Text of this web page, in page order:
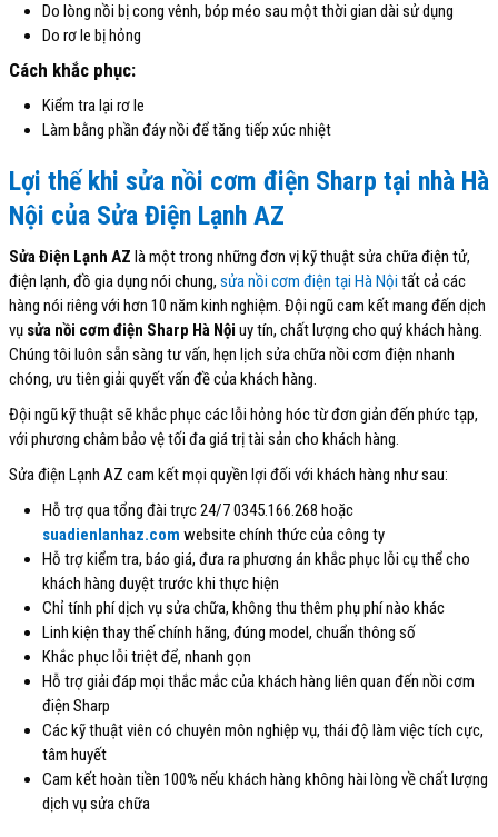
Do lòng nồi bị cong vênh, bóp méo sau một thời gian dài sử dụng
Do rơ le bị hỏng
Cách khắc phục:
Kiểm tra lại rơ le
Làm bằng phần đáy nồi để tăng tiếp xúc nhiệt
Lợi thế khi sửa nồi cơm điện Sharp tại nhà Hà
Nội của Sửa Điện Lạnh AZ
Sửa Điện Lạnh AZ là một trong những đơn vị kỹ thuật sửa chữa điện tử,
điện lạnh, đồ gia dụng nói chung, sửa nồi cơm điện tại Hà Nội tất cả các
hàng nói riêng với hơn 10 năm kinh nghiệm. Đội ngũ cam kết mang đến dịch
vụ sửa nồi cơm điện Sharp Hà Nội uy tín, chất lượng cho quý khách hàng.
Chúng tôi luôn sẵn sàng tư vấn, hẹn lịch sửa chữa nồi cơm điện nhanh
chóng, ưu tiên giải quyết vấn đề của khách hàng.
Đội ngũ kỹ thuật sẽ khắc phục các lỗi hỏng hóc từ đơn giản đến phức tạp,
với phương châm bảo vệ tối đa giá trị tài sản cho khách hàng.
Sửa điện Lạnh AZ cam kết mọi quyền lợi đối với khách hàng như sau:
Hỗ trợ qua tổng đài trực 24/7 0345.166.268 hoặc
suadienlanhaz.com website chính thức của công ty
Hỗ trợ kiểm tra, báo giá, đưa ra phương án khắc phục lỗi cụ thể cho
khách hàng duyệt trước khi thực hiện
Chỉ tính phí dịch vụ sửa chữa, không thu thêm phụ phí nào khác
Linh kiện thay thế chính hãng, đúng model, chuẩn thông số
Khắc phục lỗi triệt để, nhanh gọn
Hỗ trợ giải đáp mọi thắc mắc của khách hàng liên quan đến nồi cơm
điện Sharp
Các kỹ thuật viên có chuyên môn nghiệp vụ, thái độ làm việc tích cực,
tâm huyết
Cam kết hoàn tiền 100% nếu khách hàng không hài lòng về chất lượng
dịch vụ sửa chữa